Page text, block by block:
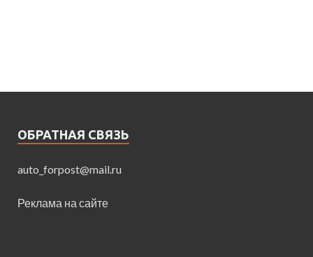
ОБРАТНАЯ СВЯЗЬ
auto_forpost@mail.ru
Реклама на сайте